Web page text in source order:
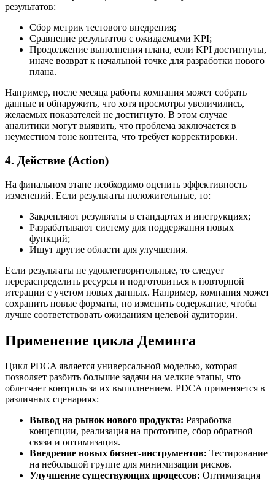
результатов:
Сбор метрик тестового внедрения;
Сравнение результатов с ожидаемыми KPI;
Продолжение выполнения плана, если KPI достигнуты,
иначе возврат к начальной точке для разработки нового
плана.
Например, после месяца работы компания может собрать
данные и обнаружить, что хотя просмотры увеличились,
желаемых показателей не достигнуто. В этом случае
аналитики могут выявить, что проблема заключается в
неуместном тоне контента, что требует корректировки.
4. Действие (Action)
На финальном этапе необходимо оценить эффективность
изменений. Если результаты положительные, то:
Закрепляют результаты в стандартах и инструкциях;
Разрабатывают систему для поддержания новых
функций;
Ищут другие области для улучшения.
Если результаты не удовлетворительные, то следует
перераспределить ресурсы и подготовиться к повторной
итерации с учетом новых данных. Например, компания может
сохранить новые форматы, но изменить содержание, чтобы
лучше соответствовать ожиданиям целевой аудитории.
Применение цикла Деминга
Цикл PDCA является универсальной моделью, которая
позволяет разбить большие задачи на мелкие этапы, что
облегчает контроль за их выполнением. PDCA применяется в
различных сценариях:
Вывод на рынок нового продукта: Разработка
концепции, реализация на прототипе, сбор обратной
связи и оптимизация.
Внедрение новых бизнес-инструментов: Тестирование
на небольшой группе для минимизации рисков.
Улучшение существующих процессов: Оптимизация